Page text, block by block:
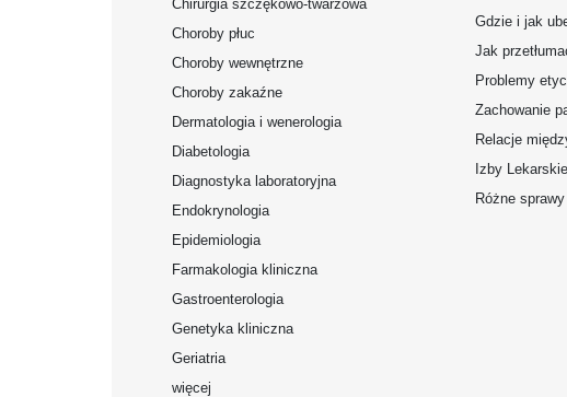
Chirurgia szczękowo-twarzowa
Choroby płuc
Choroby wewnętrzne
Choroby zakaźne
Dermatologia i wenerologia
Diabetologia
Diagnostyka laboratoryjna
Endokrynologia
Epidemiologia
Farmakologia kliniczna
Gastroenterologia
Genetyka kliniczna
Geriatria
więcej
Gdzie i jak
Jak
Problemy
Zachowanie
Relacje
Izby Lekarskie
Różne